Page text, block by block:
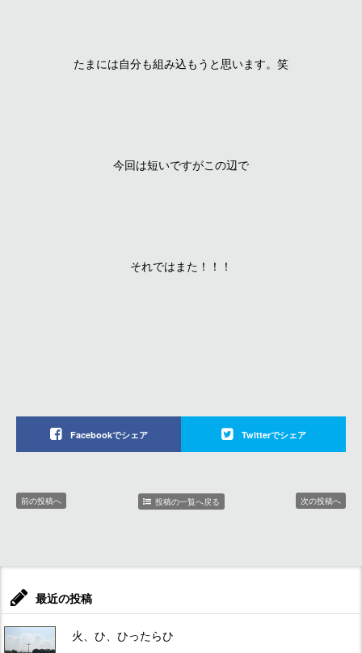
たまには自分も組み込もうと思います。笑
今回は短いですがこの辺で
それではまた！！！
Facebookでシェア Twitterでシェア
前の投稿へ 投稿の一覧へ戻る 次の投稿へ
最近の投稿
火、ひ、ひったらひ